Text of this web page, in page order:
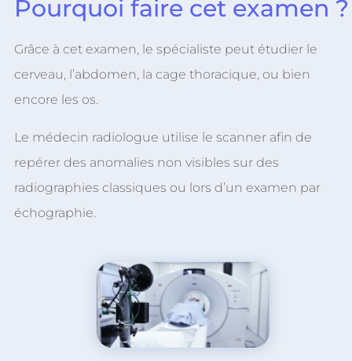
Pourquoi faire cet examen ?
Grâce à cet examen, le spécialiste peut étudier le
cerveau, l’abdomen, la cage thoracique, ou bien
encore les os.
Le médecin radiologue utilise le scanner afin de
repérer des anomalies non visibles sur des
radiographies classiques ou lors d’un examen par
échographie.